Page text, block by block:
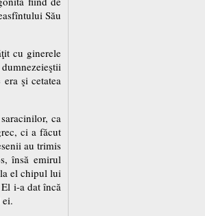
Său
cu ginerele
şi cetatea
ca
ci a făcut
au trimis
însă emirul
el chipul lui
i-a dat încă